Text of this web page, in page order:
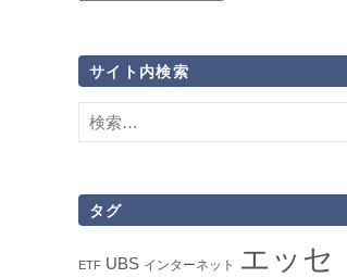
事
ー
カ
ブ
サイト内検索
検
索:
タグ
ETF UBS インターネット
エッセ